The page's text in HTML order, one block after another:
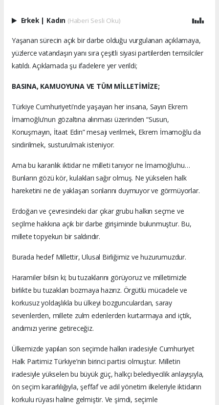
Erkek | Kadın (Haberi Sesli Oku)
Yaşanan sürecin açık bir darbe olduğu vurgulanan açıklamaya,
yüzlerce vatandaşın yanı sıra çeşitli siyasi partilerden temsilciler
katıldı. Açıklamada şu ifadelere yer verildi;
BASINA, KAMUOYUNA VE TÜM MİLLETİMİZE;
Türkiye Cumhuriyeti'nde yaşayan her insana, Sayın Ekrem
İmamoğlu’nun gözaltına alınması üzerinden “Susun,
Konuşmayın, İtaat Edin” mesajı verilmek, Ekrem İmamoğlu da
sindirilmek, susturulmak isteniyor.
Ama bu karanlık iktidar ne milleti tanıyor ne İmamoğlu’nu…
Bunların gözü kör, kulakları sağır olmuş. Ne yükselen halk
hareketini ne de yaklaşan sonlarını duymuyor ve görmüyorlar.
Erdoğan ve çevresindeki dar çıkar grubu halkın seçme ve
seçilme hakkına açık bir darbe girişiminde bulunmuştur. Bu,
millete topyekun bir saldırıdır.
Burada hedef Millettir, Ulusal Birliğimiz ve huzurumuzdur.
Haramiler bilsin ki; bu tuzaklarını görüyoruz ve milletimizle
birlikte bu tuzakları bozmaya hazırız. Örgütlü mücadele ve
korkusuz yoldaşlıkla bu ülkeyi bozgunculardan, saray
sevenlerden, millete zulm edenlerden kurtarmaya and içtik,
andımızı yerine getireceğiz.
Ülkemizde yapılan son seçimde halkın iradesiyle Cumhuriyet
Halk Partimiz Türkiye’nin birinci partisi olmuştur. Milletin
iradesiyle yükselen bu büyük güç, halkçı belediyecilik anlayışıyla,
ön seçim kararlılığıyla, şeffaf ve adil yönetim ilkeleriyle iktidarın
korkulu rüyası haline gelmiştir. Ve şimdi, seçimle